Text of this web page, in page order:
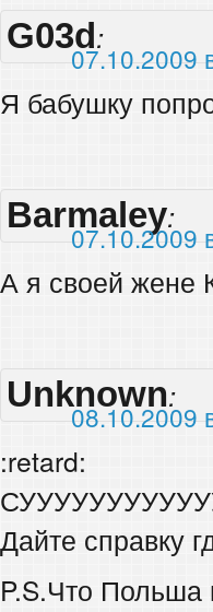
G03d:
07.10.2009
Я бабушку
Barmaley:
07.10.2009
А я своей жене
Unknown:
08.10.2009
:retard:
Дайте справку
P.S.Что